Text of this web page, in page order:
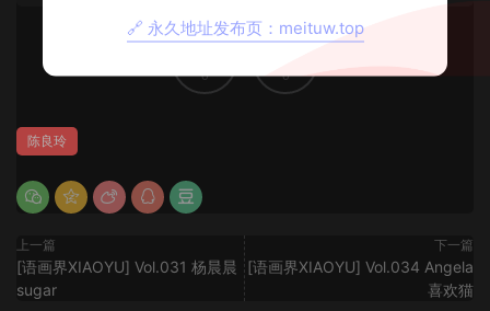
0 0
陈良玲
上一篇
[语画界XIAOYU] Vol.031 杨晨晨
sugar
下一篇
[语画界XIAOYU] Vol.034 Angela
喜欢猫
🔗 永久地址发布页：meituw.top